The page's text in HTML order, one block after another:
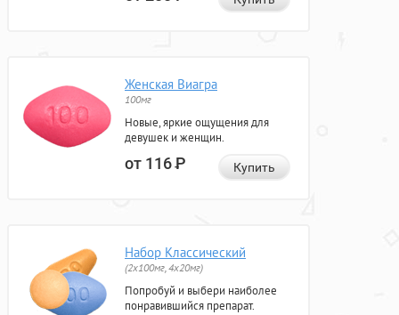
Женская Виагра
100мг
Новые, яркие ощущения для
девушек и женщин.
от 116Р Купить
Набор Классический
(2x100мг, 4x20мг)
Попробуй и выбери наиболее
понравившийся препарат.